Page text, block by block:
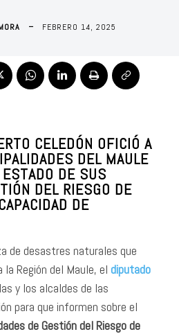
FEBRERO 14, 2025
CELEDÓN OFICIÓ A
DEL MAULE
ESTADO DE SUS
DEL RIESGO DE
DE
de desastres naturales que
Región del Maule, el diputado
y los alcaldes de las
para que informen sobre el
de Gestión del Riesgo de